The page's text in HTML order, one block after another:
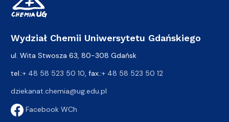
Wydział Chemii Uniwersytetu Gdańskiego
ul. Wita Stwosza 63, 80-308 Gdańsk
tel.:+ 48 58 523 50 10, fax.:+ 48 58 523 50 12
dziekanat.chemia@ug.edu.pl
Facebook WCh